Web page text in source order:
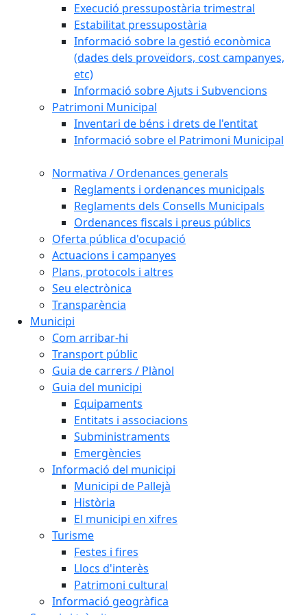
Execució pressupostària trimestral
Estabilitat pressupostària
Informació sobre la gestió econòmica
(dades dels proveïdors, cost campanyes,
etc)
Informació sobre Ajuts i Subvencions
Patrimoni Municipal
Inventari de béns i drets de l'entitat
Informació sobre el Patrimoni Municipal
Normativa / Ordenances generals
Reglaments i ordenances municipals
Reglaments dels Consells Municipals
Ordenances fiscals i preus públics
Oferta pública d'ocupació
Actuacions i campanyes
Plans, protocols i altres
Seu electrònica
Transparència
Municipi
Com arribar-hi
Transport públic
Guia de carrers / Plànol
Guia del municipi
Equipaments
Entitats i associacions
Subministraments
Emergències
Informació del municipi
Municipi de Pallejà
Història
El municipi en xifres
Turisme
Festes i fires
Llocs d'interès
Patrimoni cultural
Informació geogràfica